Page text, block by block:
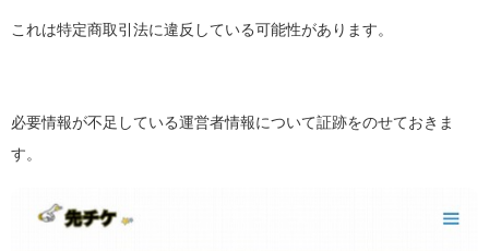
これは特定商取引法に違反している可能性があります。
必要情報が不足している運営者情報について証跡をのせておきま
す。